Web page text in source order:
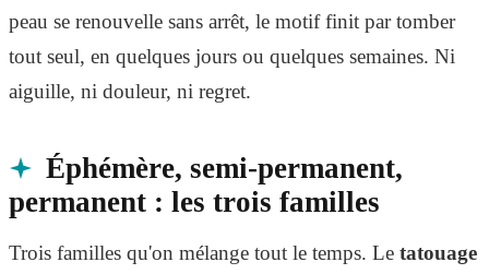
peau se renouvelle sans arrêt, le motif finit par tomber
tout seul, en quelques jours ou quelques semaines. Ni
aiguille, ni douleur, ni regret.
Éphémère, semi-permanent,
permanent : les trois familles
Trois familles qu'on mélange tout le temps. Le tatouage